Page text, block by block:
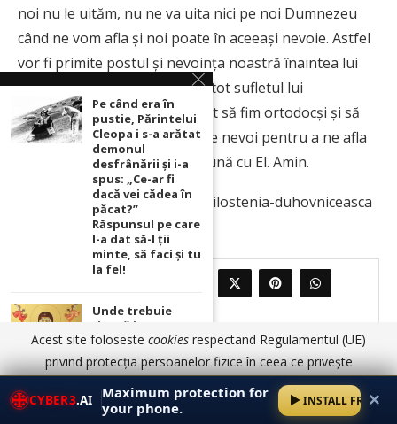
noi nu le uităm, nu ne va uita nici pe noi Dumnezeu
când ne vom afla și noi poate în aceeași nevoie. Astfel
vor fi primite postul și nevoința noastră înaintea lui
Dumnezeu. Să mulțumim din tot sufletul lui
Dumnezeu, că ne-a învrednicit să fim ortodocși și să
avem putința de a milui și a ne nevoi pentru a ne afla
în slava Sa cea veșnică împreună cu El. Amin.
Sursa: marturieathonita.ro/milostenia-duhovniceasca
CYBER3.AI Maximum protection for
your phone.
INSTALL FREE✕
Pe când era în
pustie, Părintelui
Cleopa i s-a arătat
demonul
desfrânării şi i-a
spus: „Ce-ar fi
dacă vei cădea în
păcat?”
Răspunsul pe care
l-a dat să-l ții
minte, să faci și tu
la fel!
Unde trebuie
ținută icoana cu
Maica Domnului
pentru ca
rugăciunile
noastre să prindă
putere
Acest site foloseste cookies respectand Regulamentul (UE)
privind protecția persoanelor fizice în ceea ce privește
prelucrarea datelor cu caracter personal și privind libera
circulație a acestor date.
Detalii aici